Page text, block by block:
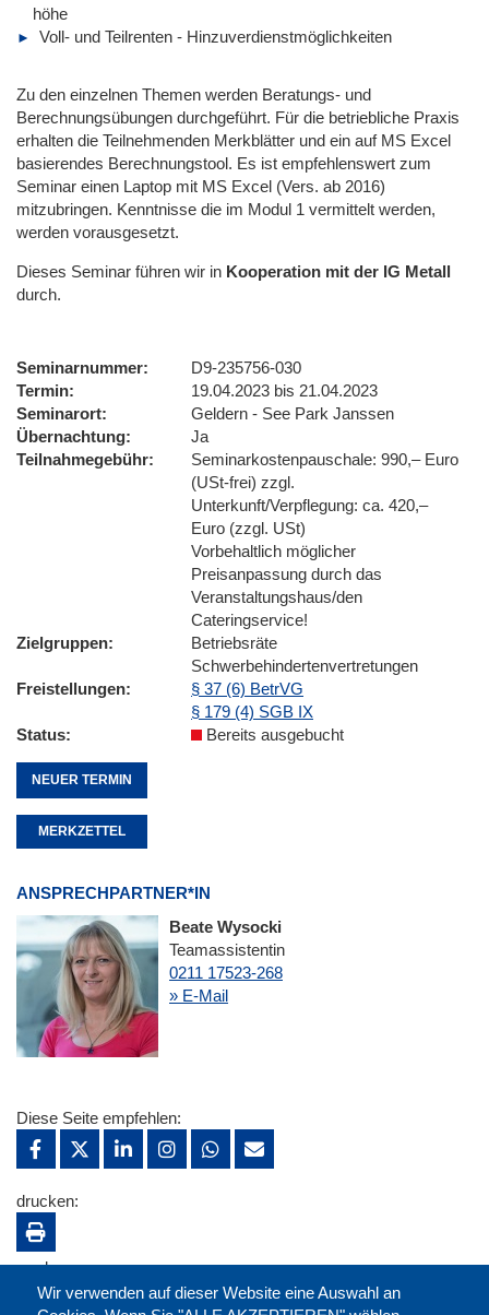
höhe
Voll- und Teilrenten - Hinzuverdienstmöglichkeiten
Zu den einzelnen Themen werden Beratungs- und
Berechnungsübungen durchgeführt. Für die betriebliche Praxis
erhalten die Teilnehmenden Merkblätter und ein auf MS Excel
basierendes Berechnungstool. Es ist empfehlenswert zum
Seminar einen Laptop mit MS Excel (Vers. ab 2016)
mitzubringen. Kenntnisse die im Modul 1 vermittelt werden,
werden vorausgesetzt.
Dieses Seminar führen wir in Kooperation mit der IG Metall
durch.
Seminarnummer
D9-235756-030
Termin
19.04.2023 bis 21.04.2023
Seminarort
Geldern - See Park Janssen
Übernachtung
Ja
Teilnahmegebühr
Seminarkostenpauschale: 990,– Euro
(USt-frei) zzgl.
Unterkunft/Verpflegung: ca. 420,–
Euro (zzgl. USt)
Vorbehaltlich möglicher
Preisanpassung durch das
Veranstaltungshaus/den
Cateringservice!
Zielgruppen
Betriebsräte
Schwerbehindertenvertretungen
Freistellungen
§ 37 (6) BetrVG
§ 179 (4) SGB IX
Status
Bereits ausgebucht
NEUER TERMIN
MERKZETTEL
ANSPRECHPARTNER*IN
Beate Wysocki
Teamassistentin
0211 17523-268
» E-Mail
Wir verwenden auf dieser Website eine Auswahl an
Diese Seite empfehlen:
drucken:
merken: